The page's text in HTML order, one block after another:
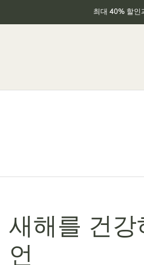
최대 40% 할인
새해를 건강
언